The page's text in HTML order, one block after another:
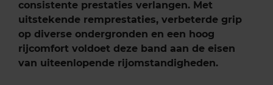
consistente prestaties verlangen. Met
uitstekende remprestaties, verbeterde grip
op diverse ondergronden en een hoog
rijcomfort voldoet deze band aan de eisen
van uiteenlopende rijomstandigheden.